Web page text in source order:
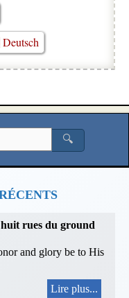
🔍
rues du ground
and glory be to His
Lire plus...